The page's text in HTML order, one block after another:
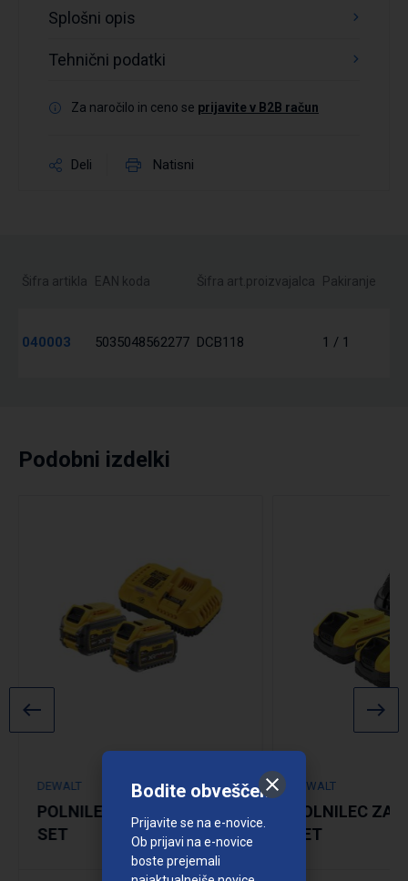
Splošni opis
Tehnični podatki
Za naročilo in ceno se prijavite v B2B račun
Deli Natisni
Šifra artikla EAN koda Šifra art.proizvajalca Pakiranje
040003 5035048562277 DCB118 1 / 1
Podobni izdelki
DEWALT
POLNILEC ZA BATERIJE -
SET
DEWALT
POLNILEC ZA
SET
Bodite obveščeni
Prijavite se na e-novice.
Ob prijavi na e-novice
boste prejemali